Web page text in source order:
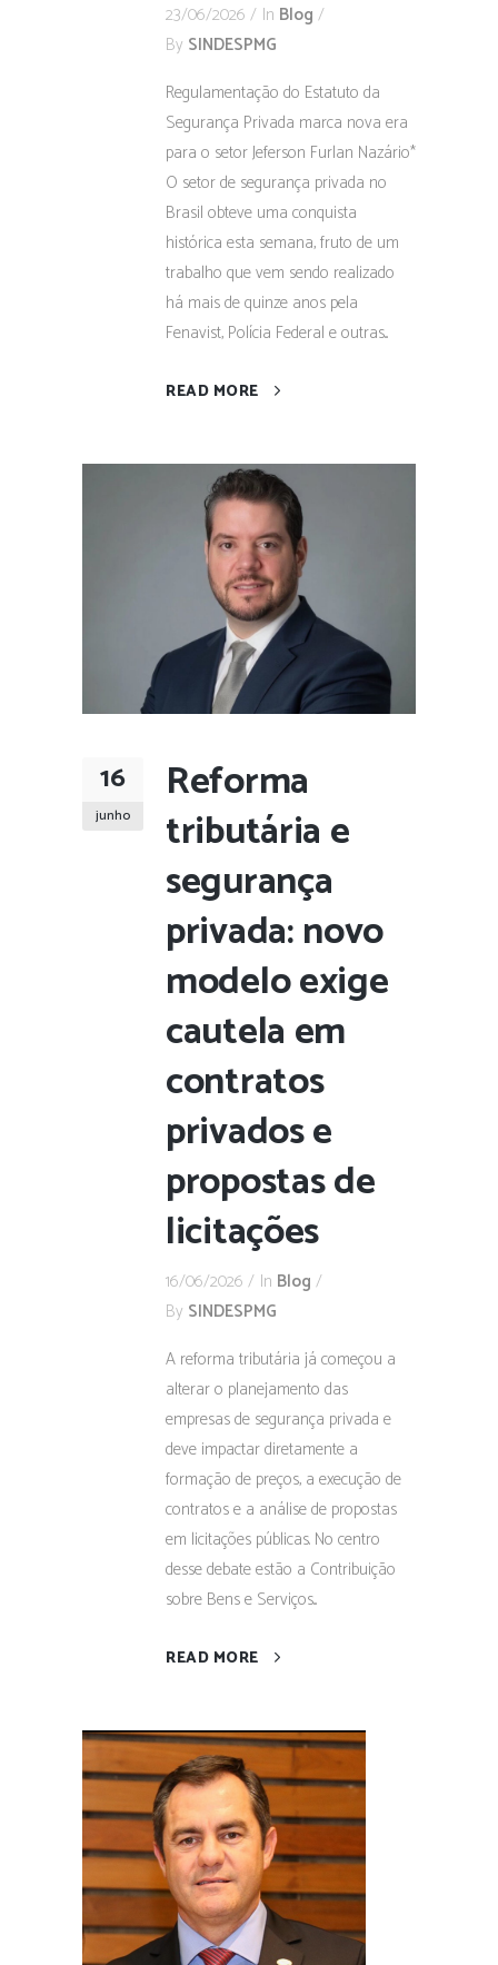
23/06/2026 In Blog
By SINDESPMG
Regulamentação do Estatuto da
Segurança Privada marca nova era
para o setor Jeferson Furlan Nazário*
O setor de segurança privada no
Brasil obteve uma conquista
histórica esta semana, fruto de um
trabalho que vem sendo realizado
há mais de quinze anos pela
Fenavist, Polícia Federal e outras...
READ MORE
16
junho
Reforma
tributária e
segurança
privada: novo
modelo exige
cautela em
contratos
privados e
propostas de
licitações
16/06/2026 In Blog
By SINDESPMG
A reforma tributária já começou a
alterar o planejamento das
empresas de segurança privada e
deve impactar diretamente a
formação de preços, a execução de
contratos e a análise de propostas
em licitações públicas. No centro
desse debate estão a Contribuição
sobre Bens e Serviços...
READ MORE